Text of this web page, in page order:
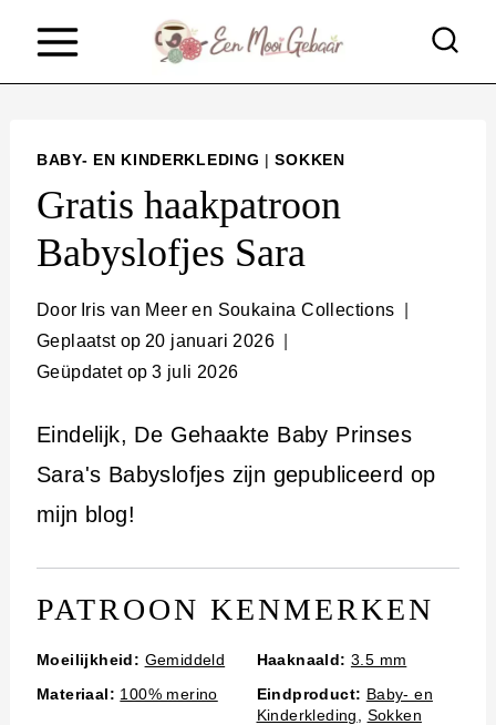
BABY- EN KINDERKLEDING |SOKKEN
Gratis haakpatroon
Babyslofjes Sara
Door Iris van Meer en Soukaina Collections
Geplaatst op 20 januari 2026
Geüpdatet op 3 juli 2026
Eindelijk, De Gehaakte Baby Prinses
Sara's Babyslofjes zijn gepubliceerd op
mijn blog!
PATROON KENMERKEN
Moeilijkheid: Gemiddeld Haaknaald: 3.5 mm
Materiaal: 100% merino Eindproduct: Baby- en
Kinderkleding
Sokken